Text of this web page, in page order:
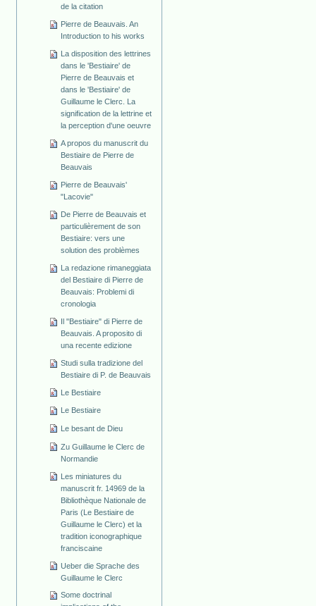
de la citation
Pierre de Beauvais. An
Introduction to his works
La disposition des lettrines
dans le 'Bestiaire' de
Pierre de Beauvais et
dans le 'Bestiaire' de
Guillaume le Clerc. La
signification de la lettrine et
la perception d'une oeuvre
A propos du manuscrit du
Bestiaire de Pierre de
Beauvais
Pierre de Beauvais'
"Lacovie"
De Pierre de Beauvais et
particulièrement de son
Bestiaire: vers une
solution des problèmes
La redazione rimaneggiata
del Bestiaire di Pierre de
Beauvais: Problemi di
cronologia
Il "Bestiaire" di Pierre de
Beauvais. A proposito di
una recente edizione
Studi sulla tradizione del
Bestiaire di P. de Beauvais
Le Bestiaire
Le Bestiaire
Le besant de Dieu
Zu Guillaume le Clerc de
Normandie
Les miniatures du
manuscrit fr. 14969 de la
Bibliothèque Nationale de
Paris (Le Bestiaire de
Guillaume le Clerc) et la
tradition iconographique
franciscaine
Ueber die Sprache des
Guillaume le Clerc
Some doctrinal